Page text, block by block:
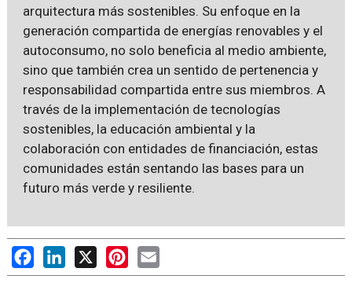
arquitectura más sostenibles. Su enfoque en la
generación compartida de energías renovables y el
autoconsumo, no solo beneficia al medio ambiente,
sino que también crea un sentido de pertenencia y
responsabilidad compartida entre sus miembros. A
través de la implementación de tecnologías
sostenibles, la educación ambiental y la
colaboración con entidades de financiación, estas
comunidades están sentando las bases para un
futuro más verde y resiliente.
FacebookLinkedIn
X PinterestEmail